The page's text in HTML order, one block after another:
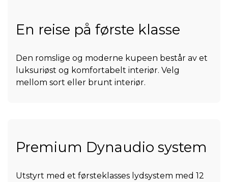
En reise på første klasse
Den romslige og moderne kupeen består av et
luksuriøst og komfortabelt interiør. Velg
mellom sort eller brunt interiør.
Premium Dynaudio system
Utstyrt med et førsteklasses lydsystem med 12